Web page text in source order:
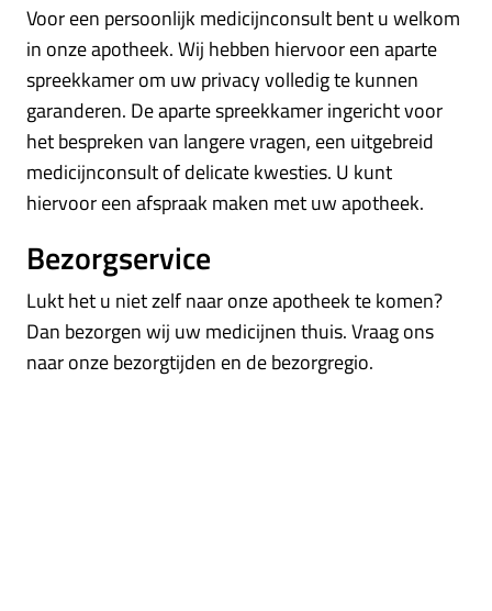
Voor een persoonlijk medicijnconsult bent u welkom
in onze apotheek. Wij hebben hiervoor een aparte
spreekkamer om uw privacy volledig te kunnen
garanderen. De aparte spreekkamer ingericht voor
het bespreken van langere vragen, een uitgebreid
medicijnconsult of delicate kwesties. U kunt
hiervoor een afspraak maken met uw apotheek.
Bezorgservice
Lukt het u niet zelf naar onze apotheek te komen?
Dan bezorgen wij uw medicijnen thuis. Vraag ons
naar onze bezorgtijden en de bezorgregio.